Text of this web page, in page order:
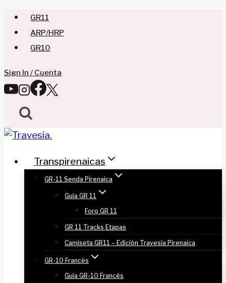
Saltar
contenido
GR11
ARP/HRP
GR10
Sign In / Cuenta
Transpirenaicas
GR-11 Senda Pirenaica
Guía GR 11
Foro GR 11
GR 11 Tracks Etapas
Camiseta GR11 – Edición Travesía Pirenaica
GR-10 Francés
Guía GR-10 Francés